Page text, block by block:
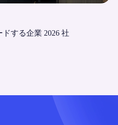
する企業 2026 社